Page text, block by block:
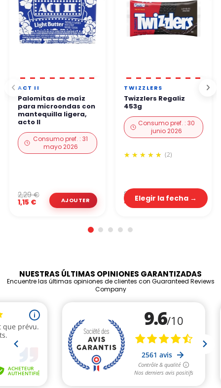
ACT II
Palomitas de maíz
para microondas con
mantequilla ligera,
acto II
Consumo pref. : 31
mayo 2026
1,15 €
2,29 €
TWIZZLERS
Twizzlers Regaliz
453g
Consumo pref. : 30
junio 2026
(2)
4,50 €
8,99 €Elegir la fecha →
NUESTRAS ÚLTIMAS OPINIONES GARANTIZADAS
Encuentre las últimas opiniones de clientes con Guaranteed Reviews
Company